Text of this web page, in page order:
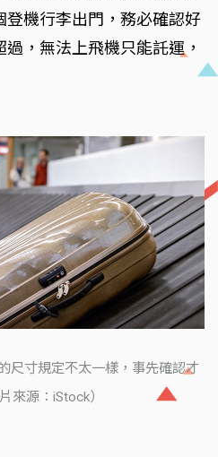
登機行李出門，務必確認好
，無法上飛機只能託運，
尺寸規定不太一樣，事先確認才
來源：iStock）